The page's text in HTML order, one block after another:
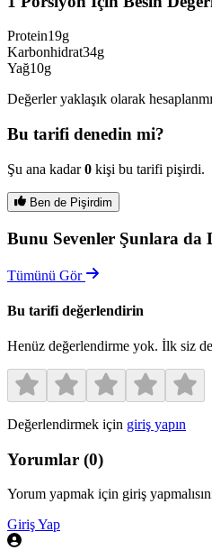
Protein19g
Karbonhidrat34g
Yağ10g
Değerler yaklaşık olarak
Bu tarifi denedin mi?
Şu ana kadar0 kişi bu tarifi pişirdi.
Ben de Pişirdim
Bunu Sevenler Şunlara da
Tümünü Gör
Bu tarifi değerlendirin
Henüz değerlendirme yok. İlk siz
Değerlendirmek için giriş yapın
Yorumlar (0)
Yorum yapmak için giriş
Giriş Yap